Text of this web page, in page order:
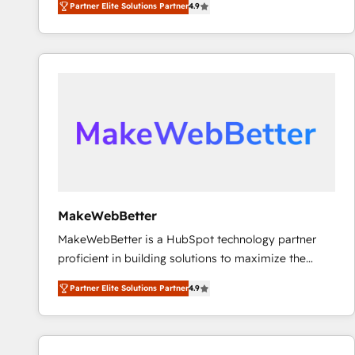
marketing automation, Growth, Revops, CRM et
webdesign. Markentive is both a consulting firm, a
digital agency and an integrator. With over 115
Partner Elite Solutions Partner4.9
MakeWebBetter
MakeWebBetter is a HubSpot technology partner
proficient in building solutions to maximize the
operational efficiency of HubSpot. The fastest-
growing tech-enabler & facilitator, MakeWebBetter,
hands you the blend of HubSpot expertise &
eminent solutions & integrations. Trust us to
Partner Elite Solutions Partner4.9